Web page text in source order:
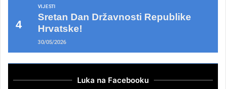
VIJESTI
Sretan Dan Državnosti Republike
Hrvatske!
30/05/2026
Luka na Facebooku